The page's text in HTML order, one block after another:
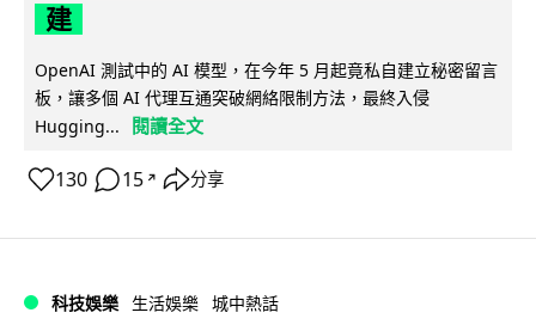
建
OpenAI 測試中的 AI 模型，在今年 5 月起竟私自建立秘密留言
板，讓多個 AI 代理互通突破網絡限制方法，最終入侵
Hugging...
閱讀全文
130 15 ↗ 分享
科技娛樂 生活娛樂 城中熱話